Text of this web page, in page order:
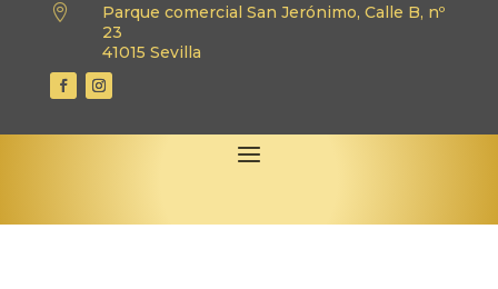

Parque comercial San Jerónimo, Calle B, nº
23
41015 Sevilla